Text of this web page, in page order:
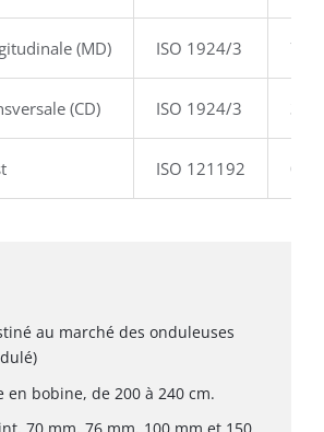
(MD) ISO 1924/3 7,5
(CD) ISO 1924/3 3
ISO 121192 0,8
au marché des onduleuses
en bobine, de 200 à 240 cm.